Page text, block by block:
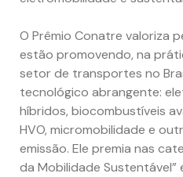
O Prêmio Conatre valoriza
estão promovendo, na
setor de transportes no
tecnológico abrangente:
híbridos, biocombustíveis
HVO, micromobilidade e
emissão. Ele premia nas
da Mobilidade Sustentável”